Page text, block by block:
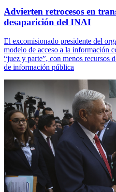
Advierten retrocesos en
desaparición del INAI
El excomisionado presidente del
modelo de acceso a la información
“juez y parte”, con menos recursos
de información pública